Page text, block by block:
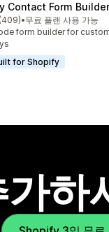
Contact Form Builder
개 중
409개
•무료 플랜 사용 가능
form builder for
for Shopify
하